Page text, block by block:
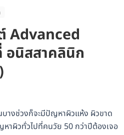
Advanced
อนิสสาคลินิก
างช่วงก็จะมีปัญหาผิวแห้ง ผิวขาด
าผิวทั่วไปที่คนวัย 50 กว่าปีต้องเจอ